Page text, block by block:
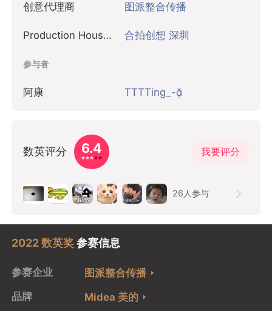
创意代理商 图派整合传播
Production House 制作公司 合拍创想 深圳
参与者
阿康 TTTTing_-
数英评分 6.4 我要评分
26 人参与
2022 数英奖参赛信息
参赛企业
图派整合传播
品牌
Midea 美的